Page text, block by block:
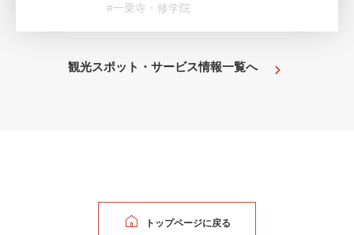
#一乗寺・修学院
観光スポット・サービス情報一覧へ
トップページに戻る